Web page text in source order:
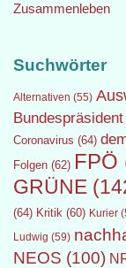
Zusammenleben
Suchwörter
Alternativen (55)
Bundespräsident
Coronavirus (64)
Folgen (62) FPÖ
GRÜNE
(64) Kritik (60) Kurier
Ludwig (59)
NEOS (100)